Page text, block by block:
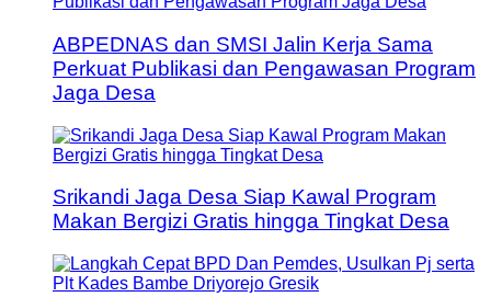
ABPEDNAS dan SMSI Jalin Kerja Sama
Perkuat Publikasi dan Pengawasan Program
Jaga Desa
Srikandi Jaga Desa Siap Kawal Program
Makan Bergizi Gratis hingga Tingkat Desa